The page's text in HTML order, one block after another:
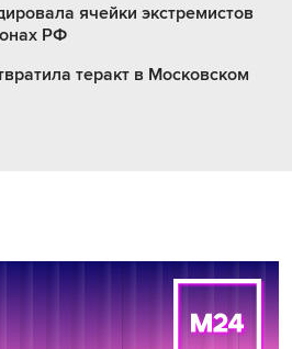
ячейки экстремистов
РФ
теракт в Московском